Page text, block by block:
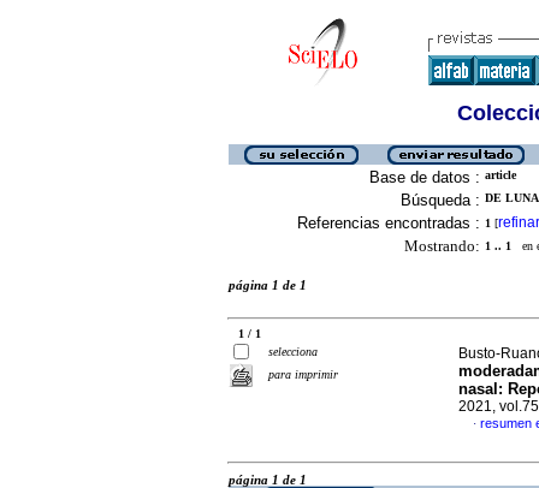
Base de datos : article
Búsqueda : DE
Referencias encontradas : 1 [refinar
Mostrando: 1 .. 1 en
página 1 de 1
1 / 1
selecciona
para imprimir
Busto-
nasal:
2021,
· resumen
página 1 de 1